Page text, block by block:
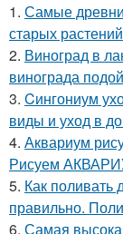
1. Самые
старых
2. Виноград в
винограда
3. Cингониум
виды и уход в
4. Аквариум
Рисуем
5. Как поливать
правильно.
6. Самая